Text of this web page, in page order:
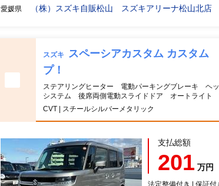
愛媛県 （株）スズキ自販松山 スズキアリーナ松山北店
スズキ
スペーシアカスタム カスタ
プ！
ステアリングヒーター 電動パーキングブレーキ ヘ
システム 後席両側電動スライドドア オートライト
CVT | スチールシルバーメタリック
支払総額
201 万円
法定整備付き | 保証